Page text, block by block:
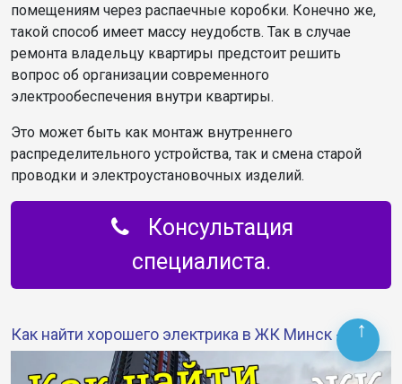
помещениям через распаечные коробки. Конечно же,
такой способ имеет массу неудобств. Так в случае
ремонта владельцу квартиры предстоит решить
вопрос об организации современного
электрообеспечения внутри квартиры.
Это может быть как монтаж внутреннего
распределительного устройства, так и смена старой
проводки и электроустановочных изделий.
Консультация
специалиста.
Как найти хорошего электрика в ЖК Минск - Мир